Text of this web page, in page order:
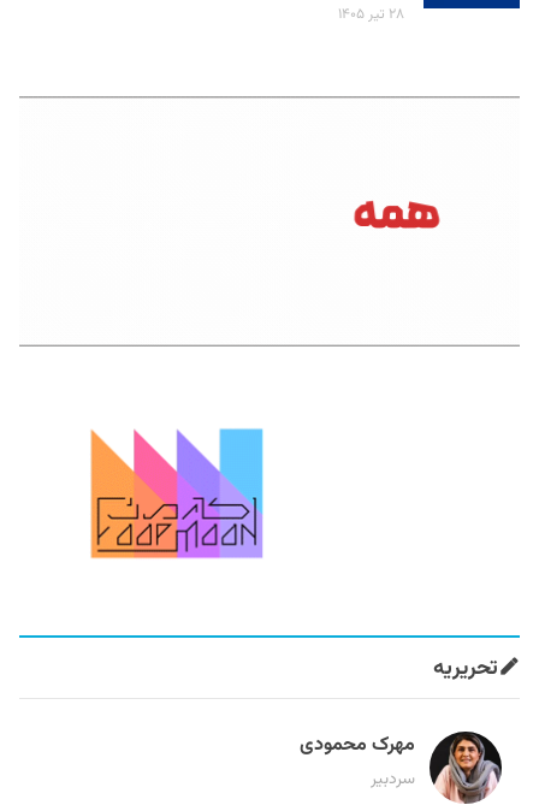
۲۸ تیر ۱۴۰۵
تحریریه
مهرک محمودی
سردبیر